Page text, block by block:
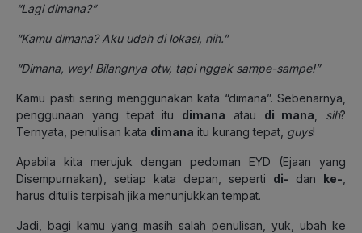
“Lagi dimana?”
“Kamu dimana? Aku udah di lokasi, nih.”
“Dimana, wey! Bilangnya otw, tapi nggak sampe-sampe!”
Kamu pasti sering menggunakan kata “dimana”. Sebenarnya,
penggunaan yang tepat itu dimana atau di mana sih?
Ternyata, penulisan kata dimana itu kurang tepat, guys!
Apabila kita merujuk dengan pedoman EYD (Ejaan yang
Disempurnakan), setiap kata depan, seperti di- dan ke-
harus ditulis terpisah jika menunjukkan tempat.
Jadi, bagi kamu yang masih salah penulisan, yuk, ubah ke